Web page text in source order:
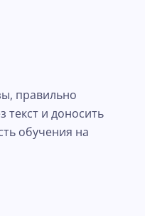
правильно
текст и доносить
обучения на